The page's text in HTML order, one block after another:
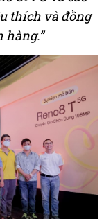
thích và đồng